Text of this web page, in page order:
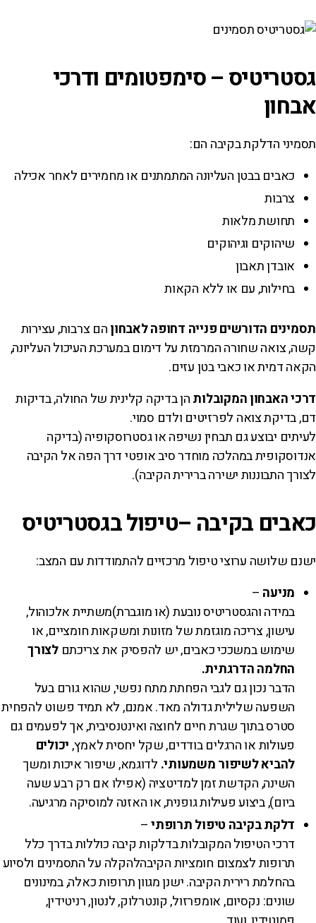
גסטריטיס – סימפטומים ודרכי
אבחון
תסמיני הדלקת בקיבה הם:
כאבים בבטן העליונה המתמתנים או מחמירים לאחר אכילה
צרבות
תחושת מלאות
שיהוקים וגיהוקים
אובדן תאבון
בחילות, עם או ללא הקאות
תסמינים הדורשים פנייה דחופה לאבחוןהם צרבות, עצירות
קשה, צואה שחורה המרמזת על דימום במערכת העיכול העליונה,
הקאה דמית או כאבי בטן עזים.
דרכי האבחון המקובלותהן בדיקה קלינית של החולה, בדיקות
דם, בדיקת צואה לפרזיטים ולדם סמוי.
לעיתים יבוצע גם תבחין נשיפה או גסטרוסקופיה (בדיקה
אנדוסקופית במהלכה מוחדר סיב אופטי דרך הפה אל הקיבה
לצורך התבוננות ישירה ברירית הקיבה).
כאבים בקיבה –טיפול בגסטריטיס
ישנם שלושה ערוצי טיפול מרכזיים להתמודדות עם המצב:
מניעה –
במידה והגסטריטיס נובעת (או מוגברת)משתיית אלכוהול,
עישון, צריכה מוגזמת של מזונות ומשקאות חומציים, או
שימוש במשככי כאבים, יש להפסיק את צריכתםלצורך
החלמה הדרגתית.
הדבר נכון גם לגבי הפחתת מתח נפשי, שהוא גורם בעל
השפעה שלילית גדולה מאד. אמנם, לא תמיד פשוט להפחית
סטרס בתוך שגרת חיים לחוצה ואינטנסיבית, אך לפעמים גם
פעולות או הרגלים בודדים, שקל יחסית לאמץ,יכולים
להביא לשיפור משמעותי. לדוגמא, שיפור איכות ומשך
השינה, הקדשת זמן למדיטציה (אפילו אם רק רבע שעה
ביום), ביצוע פעילות גופנית, או האזנה למוסיקה מרגיעה.
דלקת בקיבה טיפול תרופתי–
דרכי הטיפול המקובלות בדלקות קיבה כוללות בדרך כלל
תרופות לצמצום חומציות הקיבהלהקלה על התסמינים ולסיוע
בהחלמת רירית הקיבה. ישנן מגוון תרופות כאלה, במינונים
שונים: נקסיום, אומפרזול, קונטרלוק, לנטון, רניטידין,